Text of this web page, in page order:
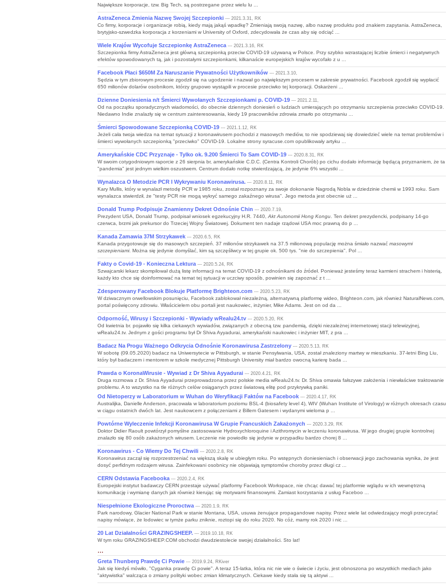
Największe korporacje, tzw. Big Tech, są postrzegane przez wielu lu ...
AstraZeneca Zmienia Nazwę Swojej Szczepionki --- 2021.3.31, RK
Co firmy, korporacje i organizacje robią, kiedy mają jakąś wpadkę? Zmieniają swoją nazwę, albo nazwę produktu pod znakiem zapytania. AstraZeneca,
brytyjsko-szwedzka korporacja z korzeniami w University of Oxford, zdecydowała że czas aby się odciąć ...
Wiele Krajów Wycofuje Szczepionkę AstraZeneca--- 2021.3.16, RK
Szczepionka firmy AstraZeneca jest główną szczepionką przeciw COVID-19 używaną w Polsce. Przy szybko wzrastającej liczbie śmierci i negatywnych
efektów spowodowanych tą, jak i pozostałymi szczepionkami, kilkanaście europejskich krajów wycofało z u ...
Facebook Płaci $650M Za Naruszanie Prywatności Użytkowników --- 2021.3.10,
Sędzia w tym zbiorowym procesie zgodził się na ugodzenie i nazwał go największym procesem w zakresie prywatności. Facebook zgodził się wypłacić
650 milionów dolarów osobnikom, którzy grupowo wystąpili w procesie przeciwko tej korporacji. Oskarżeni ...
Dzienne Doniesienia n/t Śmierci Wywołanych Szczepionkami p. COVID-19 --- 2021.2.11,
Od na początku sporadycznych wiadomości, do obecnie dziennych doniesień o ludziach umierających po otrzymaniu szczepienia przeciwko COVID-19.
Niedawno Indie znalazły się w centrum zainteresowania, kiedy 19 pracowników zdrowia zmarło po otrzymaniu ...
Śmierci Spowodowane Szczepionką COVID-19 --- 2021.1.12, RK
Jeżeli cała twoja wiedza na temat sytuacji z koronawirusem pochodzi z masowych mediów, to nie spodziewaj się dowiedzieć wiele na temat problemów i
śmierci wywołanych szczepionką "przeciwko" COVID-19. Lokalne strony syracuse.com opublikowały artyku ...
Amerykańskie CDC Przyznaje - Tylko ok. 9.200 Śmierci To Sam COVID-19 --- 2020.8.31, RK
W swoim cotygodniowym raporcie z 26 sierpnia br, amerykańskie C.D.C. (Centra Kontroli Chorób) po cichu dodało informację będącą przyznaniem, że ta
"pandemia" jest jednym wielkim oszustwem. Centrum dodało notkę stwierdzającą, że jedynie 6% wszystki ...
Wynalazca O Metodzie PCR I Wykrywaniu Koronawirusa. --- 2020.8.11, RK
Kary Mullis, który w wynalazł metodę PCR w 1985 roku, został rozpoznany za swoje dokonanie Nagrodą Nobla w dziedzinie chemii w 1993 roku. Sam
wynalazca stwierdził, że "testy PCR nie mogą wykryć samego zakaźnego wirusa". Jego metoda jest obecnie uż ...
Donald Trump Podpisuje Znamienny Dekret Odnośnie Chin --- 2020.7.19,
Prezydent USA, Donald Trump, podpisał wniosek egzekucyjny H.R. 7440,Akt Autonomii Hong Kongu. Ten dekret prezydencki, podpisany 14-go
czerwca, brzmi jak prekursor do Trzeciej Wojny Światowej. Dokument ten nadaje rządowi USA moc prawną do p ...
Kanada Zamawia 37M Strzykawek --- 2020.6.5, RK
Kanada przygotowuje się do masowych szczepień. 37 milionów strzykawek na 37.5 milionową populację można śmiało nazwać masowymi
szczepieniami. Można się jedynie domyślać, kim są szczęśliwcy w tej grupie ok. 500 tys. "nie do szczepienia". Pol ...
Fakty o Covid-19 - Konieczna Lektura--- 2020.5.24, RK
Szwajcarski lekarz skompilował dużą listę informacji na temat COVID-19 z odnośnikami do źródeł. Ponieważ jesteśmy teraz karmieni strachem i histerią,
każdy kto chce się doinformować na temat tej sytuacji w uczciwy sposób, powinien się zapoznać z t ...
Zdesperowany Facebook Blokuje Platformę Brighteon.com --- 2020.5.23, RK
W dziwacznym orwellowskim posunięciu, Facebook zablokował niezależną, alternatywną platformę wideo, Brighteon.com, jak również NaturalNews.com,
portal poświęcony zdrowiu. Właścicielem obu portali jest naukowiec, inżynier, Mike Adams. Jest on od da ...
Odporność, Wirusy i Szczepionki - Wywiady wRealu24.tv --- 2020.5.20, RK
Od kwietnia br. pojawiło się kilka ciekawych wywiadów, związanych z obecną tzw. pandemią, dzięki niezależnej internetowej stacji telewizyjnej,
wRealu24.tv. Jednym z gości programu był Dr Shiva Ayyadurai, amerykański naukowiec i inżynier MIT, z pra ...
Badacz Na Progu Ważnego Odkrycia Odnośnie Koronawirusa Zastrzelony --- 2020.5.13, RK
W sobotę (09.05.2020) badacz na Uniwersytecie w Pittsburgh, w stanie Pensylwania, USA, został znaleziony martwy w mieszkaniu. 37-letni Bing Liu,
który był badaczem i mentorem w szkole medycznej Pittsburgh University miał bardzo owocną karierę bada ...
Prawda o KoronaWirusie - Wywiad z Dr Shiva Ayyadurai --- 2020.4.21, RK
Druga rozmowa z Dr. Shiva Ayyadurai przeprowadzona przez polskie media wRealu24.tv. Dr. Shiva omawia fałszywe założenia i niewłaściwe traktowanie
problemu. A to wszystko na tle różnych celów osiąganych przez światową elitę pod przykrywką paniki.
Od Nietoperzy w Laboratorium w Wuhan do Weryfikacji Faktów na Facebook --- 2020.4.17, RK
Australijka, Danielle Anderson, pracowała w laboratorium poziomu BSL-4 (biosafety level 4), WIV (Wuhan Institute of Virology) w różnych okresach czasu
w ciągu ostatnich dwóch lat. Jest naukowcem z połączeniami z Billem Gatesem i wydanymi wieloma p ...
Powtórne Wyleczenie Infekcji Koronawirusa W Grupie Francuskich Zakażonych --- 2020.3.29, RK
Doktor Didier Raoult powtórzył pomyślne zastosowanie Hydroxychloroquine i Azithromycin w leczeniu koronawirusa. W jego drugiej grupie kontrolnej
znalazło się 80 osób zakażonych wirusem. Leczenie nie powiodło się jedynie w przypadku bardzo chorej 8 ...
Koronawirus - Co Wiemy Do Tej Chwili --- 2020.2.8, RK
Koronawirus zaczął się rozprzestrzeniać na większą skalę w ubiegłym roku. Po wstępnych doniesieniach i obserwacji jego zachowania wynika, że jest
dosyć perfidnym rodzajem wirusa. Zainfekowani osobnicy nie objawiają symptomów choroby przez długi cz ...
CERN Odstawia Facebooka--- 2020.2.4, RK
Europejski instytut badawczy CERN przestaje używać platformy Facebook Workspace, nie chcąc dawać tej platformie wglądu w ich wewnętrzną
komunikację i wymianę danych jak również kierując się motywami finansowymi. Zamiast korzystania z usług Faceboo ...
Niespełnione Ekologiczne Proroctwa--- 2020.1.9, RK
Park narodowy, Glacier National Park w stanie Montana, USA, usuwa żenujące propagandowe napisy. Przez wiele lat odwiedzający mogli przeczytać
napisy mówiące, że lodowiec w tymże parku zniknie, roztopi się do roku 2020. No cóż, mamy rok 2020 i nic ...
20 Lat Działalności GRAZINGSHEEP. --- 2019.10.18, RK
W tym roku GRAZINGSHEEP.COM obchodzi dwudziestolecie swojej działalności. Sto lat!
...
Greta Thunberg Prawdę Ci Powie --- 2019.9.24, RKiver
Jak się kiedyś mówiło, "Cyganka prawdę Ci powie". A teraz 15-latka, która nic nie wie o świecie i życiu, jest obnoszona po wszystkich mediach jako
"aktywistka" walcząca o zmiany polityki wobec zmian klimatycznych. Ciekawe kiedy stała się tą aktywi ...